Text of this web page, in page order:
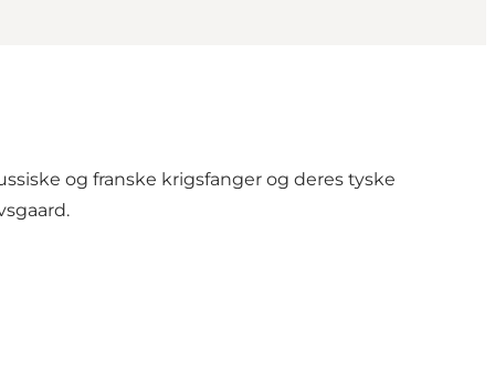
og franske krigsfanger og deres tyske